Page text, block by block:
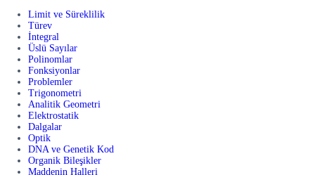
Limit ve Süreklilik
Türev
İntegral
Üslü Sayılar
Polinomlar
Fonksiyonlar
Problemler
Trigonometri
Analitik Geometri
Elektrostatik
Dalgalar
Optik
DNA ve Genetik Kod
Organik Bileşikler
Maddenin Halleri